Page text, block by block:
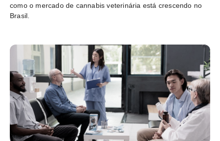
como o mercado de cannabis veterinária está crescendo no
Brasil.